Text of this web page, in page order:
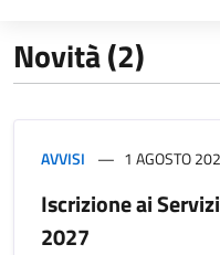
Novità (2)
AVVISI 1 AGOSTO
Iscrizione ai
2027